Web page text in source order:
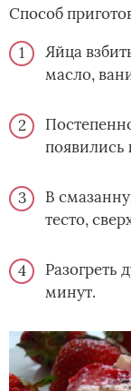
Способ
Яйца
масло,
появились
В
тесто,
Разогреть
минут.